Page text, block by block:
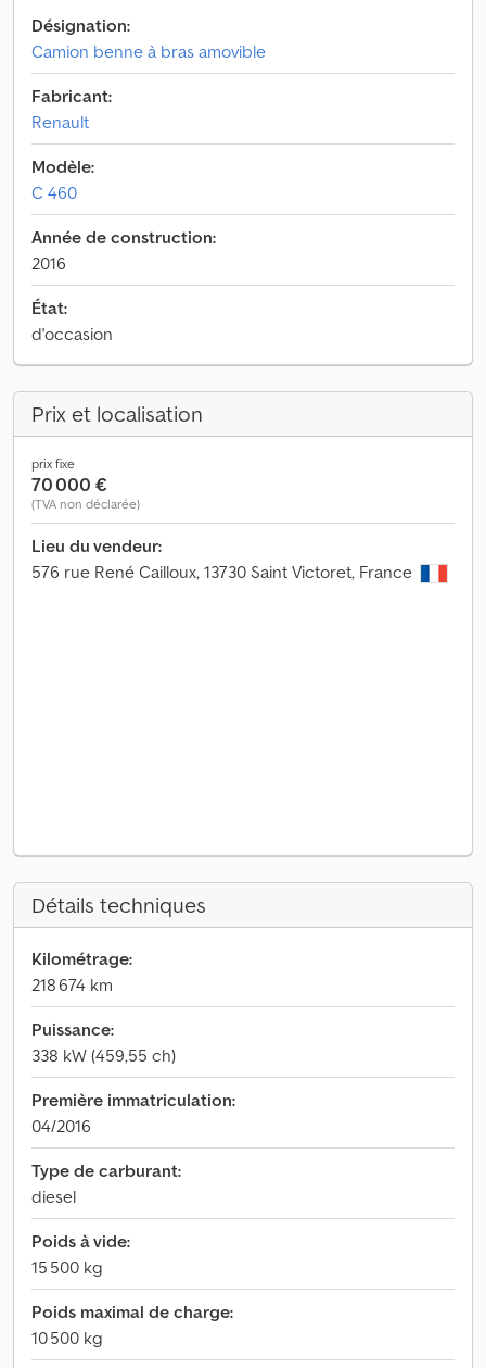
Désignation:
Camion benne à bras amovible
Fabricant:
Renault
Modèle:
C 460
Année de construction:
2016
État:
d'occasion
Prix et localisation
prix fixe
70 000 €
(TVA non déclarée)
Lieu du vendeur:
576 rue René Cailloux, 13730 Saint Victoret, France
Détails techniques
Kilométrage:
218 674 km
Puissance:
338 kW (459,55 ch)
Première immatriculation:
04/2016
Type de carburant:
diesel
Poids à vide:
15 500 kg
Poids maximal de charge:
10 500 kg